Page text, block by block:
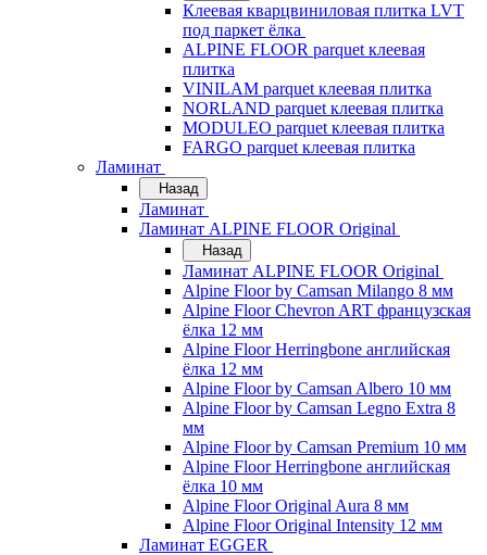
Клеевая кварцвиниловая плитка LVT
под паркет ёлка
ALPINE FLOOR parquet клеевая
плитка
VINILAM parquet клеевая плитка
NORLAND parquet клеевая плитка
MODULEO parquet клеевая плитка
FARGO parquet клеевая плитка
Ламинат
Назад
Ламинат
Ламинат ALPINE FLOOR Original
Назад
Ламинат ALPINE FLOOR Original
Alpine Floor by Camsan Milango 8 мм
Alpine Floor Chevron ART французская
ёлка 12 мм
Alpine Floor Herringbone английская
ёлка 12 мм
Alpine Floor by Camsan Albero 10 мм
Alpine Floor by Camsan Legno Extra 8
мм
Alpine Floor by Camsan Premium 10 мм
Alpine Floor Herringbone английская
ёлка 10 мм
Alpine Floor Original Aura 8 мм
Alpine Floor Original Intensity 12 мм
Ламинат EGGER